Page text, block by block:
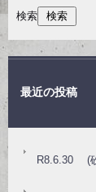
検索
最近の投稿
R8.6.30 (